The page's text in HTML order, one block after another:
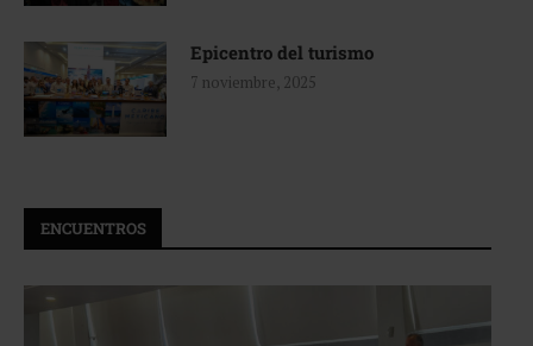
Epicentro del turismo
7 noviembre, 2025
ENCUENTROS